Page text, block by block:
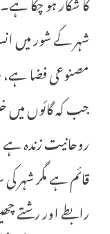
شہر کے شور میں
مصنوعی فضا
جب کہ گائوں میں
روحانیت زندہ
قائم ہے مگر
رابطے اور رشتے